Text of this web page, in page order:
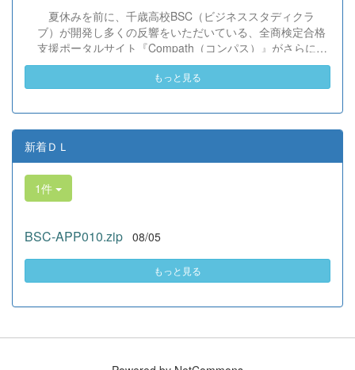
姿に、誇らしさでいっぱいです。 教養科生、どんどん外へ
飛び出そう！ その温かい心と行動力を磨き、世界を笑顔に
する魅力的な人材へ成長していく皆さんを応援していま
す！
夏休みを前に、千歳高校BSC（ビジネススタディクラ
ブ）が開発し多くの反響をいただいている、全商検定合格
支援ポータルサイト『Compath（コンパス）』がさらにバ
ージョンアップいたしました。 今回もユーザーの皆様か
らいただいたアンケートのご意見をもとに、BSC部員のプ
の実装までを行いました。今回のアップデートでは、ビジ
ネス計算・簿記・ビジネス文書・情報処理・商業経済・財
務分析・ビジネスコミュニケーションなど各ジャンルに及
ぶ計79件の更新プログラムを一挙にリリースしました。
具体的には、各検定問題数の大幅増加をはじめ、英語翻訳
機能の追加、フォント拡大など視認性の改善、SEO対策
（タグの最適化）によるサイト動作の快適化を実施しまし
も生徒たちの技術と発想力でより学びやすいサイトへと進
た『Compath（コンパス）』をご活用ください。 全商検定
対策支援ポータルサイト「Compath（コンパス）」 ■ 生徒
もっと見る
新着ＤＬ
1件
BSC-APP010.zip 08/05
もっと見る